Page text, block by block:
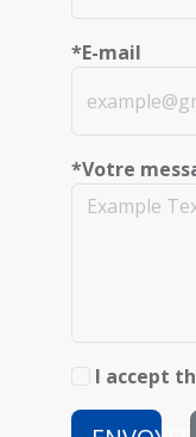
*E-mail
*Votre
I accept